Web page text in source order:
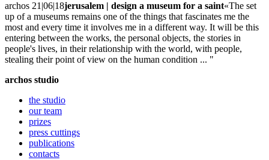
archos 21|06|18jerusalem | design a museum for a saint«The set
up of a museums remains one of the things that fascinates me the
most and every time it involves me in a different way. It will be this
entering between the works, the personal objects, the stories in
people's lives, in their relationship with the world, with people,
stealing their point of view on the human condition ... "
archos studio
the studio
our team
prizes
press cuttings
publications
contacts